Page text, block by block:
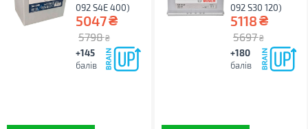
092 S4E 400)
5047₴
5798 ₴
+145
балів
092 S30 120)
5118₴
5697 ₴
+180
балів